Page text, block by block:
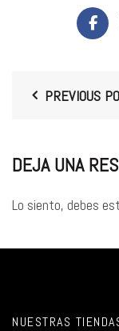
PREVIOUS
DEJA UNA
Lo siento, debes
NUESTRAS